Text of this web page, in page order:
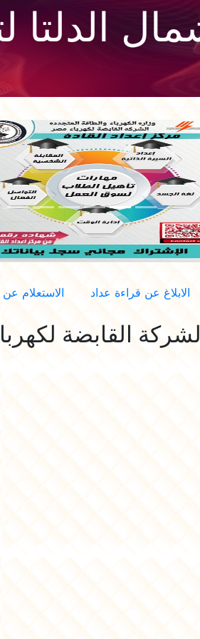
الدلتا
الابلاغ عن قراءة عداد الاستعلام عن
القابضة